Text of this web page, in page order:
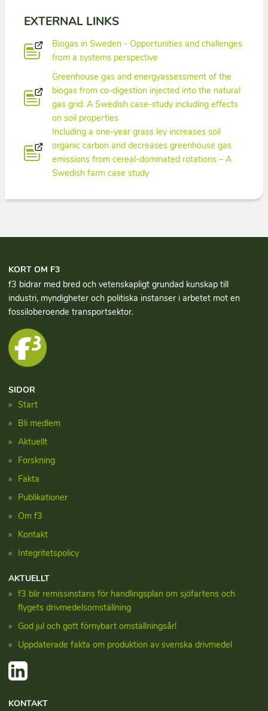
EXTERNAL LINKS
Biogas in Sweden - Opportunities and challenges
from a systems perspective
Greenhouse gas and energyassessment of the
biogas from co-digestion injected into the natural
gas grid: A Swedish case-study including effects
on soil properties
Including a one-year grass ley increases soil
organic carbon and decreases greenhouse gas
emissions from cereal-dominated rotations – A
Swedish farm case study
KORT OM F3
f3 bidrar med bred och vetenskapligt grundad kun­skap till
industri, myndigheter och politiska instanser i arbetet mot en
fossiloberoende transportsektor.
SIDOR
Start
Bli medlem
Aktuellt
Forskning
Fakta
Publikationer
Om f3
Kontakt
Integritetspolicy
AKTUELLT
f3 blir remissinstans för handlingsplan om sjöfartens och
flygets drivmedelsomställning
God jul och gott förnybart omställningsår!
Uppdaterade fakta om produktion av svenska drivmedel
KONTAKT